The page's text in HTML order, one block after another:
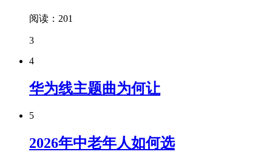
阅读：201
3
4
华为线主题曲为何让
5
2026年中老年人如何选